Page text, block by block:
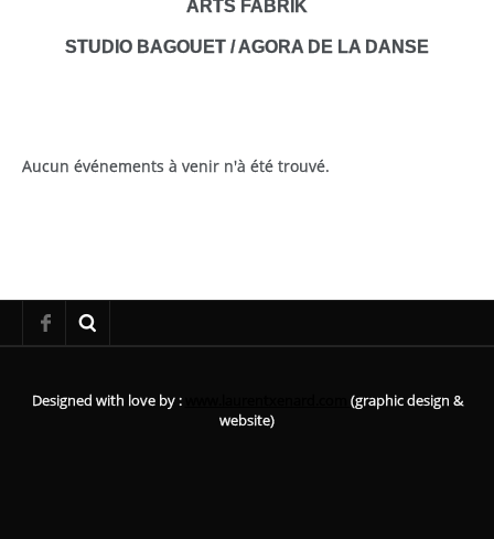
ARTS FABRIK
STUDIO BAGOUET / AGORA DE LA DANSE
Aucun événements à venir n'à été trouvé.
Designed with love by :
(graphic design &
website)